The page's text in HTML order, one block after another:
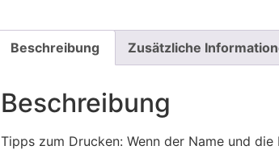
Beschreibung Zusätzliche
Beschreibung
Tipps zum Drucken: Wenn der Name und